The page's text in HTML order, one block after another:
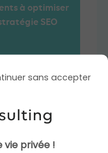
à optimiser
SEO
étude sémantique
sans accepter
vie privée !